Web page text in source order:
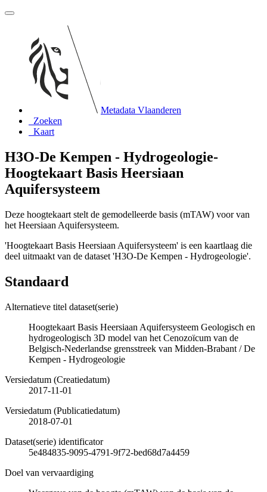
Metadata Vlaanderen
Zoeken
Kaart
H3O-De Kempen - Hydrogeologie-
Hoogtekaart Basis Heersiaan
Aquifersysteem
Deze hoogtekaart stelt de gemodelleerde basis (mTAW) voor van
het Heersiaan Aquifersysteem.
'Hoogtekaart Basis Heersiaan Aquifersysteem' is een kaartlaag die
deel uitmaakt van de dataset 'H3O-De Kempen - Hydrogeologie'.
Standaard
Alternatieve titel dataset(serie)
Hoogtekaart Basis Heersiaan Aquifersysteem Geologisch en
hydrogeologisch 3D model van het Cenozoïcum van de
Belgisch-Nederlandse grensstreek van Midden-Brabant / De
Kempen - Hydrogeologie
Versiedatum (Creatiedatum)
2017-11-01
Versiedatum (Publicatiedatum)
2018-07-01
Dataset(serie) identificator
5e484835-9095-4791-9f72-bed68d7a4459
Doel van vervaardiging